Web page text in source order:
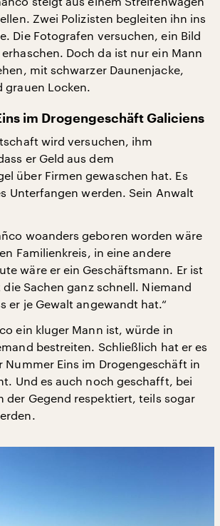
Zwei Polizisten begleiten ihn ins
Die Fotografen versuchen, ein Bild
Doch da ist nur ein Mann
mit schwarzer Daunenjacke,
grauen Locken.
im Drogengeschäft Galiciens
wird versuchen, ihm
er Geld aus dem
über Firmen gewaschen hat. Es
Unterfangen werden. Sein Anwalt
woanders geboren worden wäre
Familienkreis, in eine andere
wäre er ein Geschäftsmann. Er ist
Sachen ganz schnell. Niemand
er je Gewalt angewandt hat.“
ein kluger Mann ist, würde in
bestreiten. Schließlich hat er es
Nummer Eins im Drogengeschäft in
Und es auch noch geschafft, bei
der Gegend respektiert, teils sogar